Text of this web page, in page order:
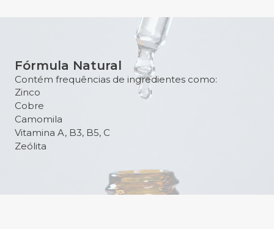
Fórmula Natural
Contém frequências de ingredientes como:
Zinco
Cobre
Camomila
Vitamina A, B3, B5, C
Zeólita